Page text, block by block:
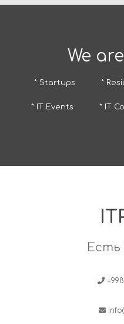
We
* Startups *
* IT Events * IT
Есть